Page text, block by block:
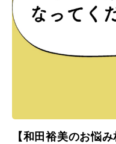
【和田裕美のお悩